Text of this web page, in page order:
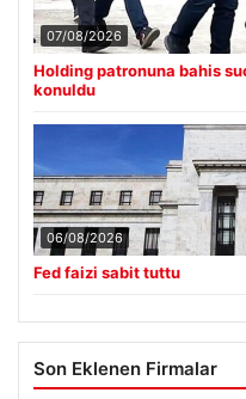
07/08/2026
Holding patronuna bahis
konuldu
06/08/2026
Fed faizi sabit tuttu
Son Eklenen Firmalar